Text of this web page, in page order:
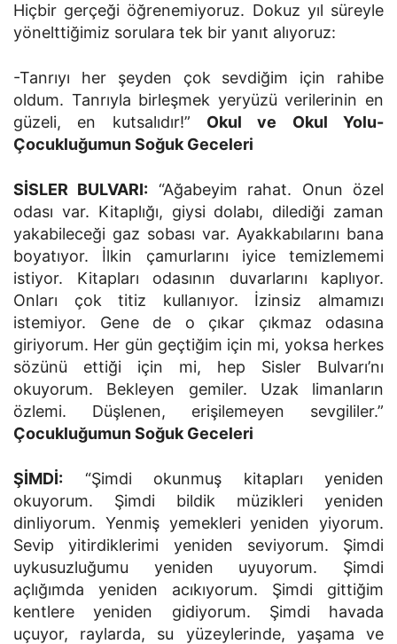
Hiçbir gerçeği öğrenemiyoruz. Dokuz yıl süreyle
yönelttiğimiz sorulara tek bir yanıt alıyoruz:
-Tanrıyı her şeyden çok sevdiğim için rahibe
oldum. Tanrıyla birleşmek yeryüzü verilerinin en
güzeli, en kutsalıdır!” Okul ve Okul Yolu-
Çocukluğumun Soğuk Geceleri
SİSLER BULVARI: “Ağabeyim rahat. Onun özel
odası var. Kitaplığı, giysi dolabı, dilediği zaman
yakabileceği gaz sobası var. Ayakkabılarını bana
boyatıyor. İlkin çamurlarını iyice temizlememi
istiyor. Kitapları odasının duvarlarını kaplıyor.
Onları çok titiz kullanıyor. İzinsiz almamızı
istemiyor. Gene de o çıkar çıkmaz odasına
giriyorum. Her gün geçtiğim için mi, yoksa herkes
sözünü ettiği için mi, hep Sisler Bulvarı’nı
okuyorum. Bekleyen gemiler. Uzak limanların
özlemi. Düşlenen, erişilemeyen sevgililer.”
Çocukluğumun Soğuk Geceleri
ŞİMDİ: “Şimdi okunmuş kitapları yeniden
okuyorum. Şimdi bildik müzikleri yeniden
dinliyorum. Yenmiş yemekleri yeniden yiyorum.
Sevip yitirdiklerimi yeniden seviyorum. Şimdi
uykusuzluğumu yeniden uyuyorum. Şimdi
açlığımda yeniden acıkıyorum. Şimdi gittiğim
kentlere yeniden gidiyorum. Şimdi havada
uçuyor, raylarda, su yüzeylerinde, yaşama ve